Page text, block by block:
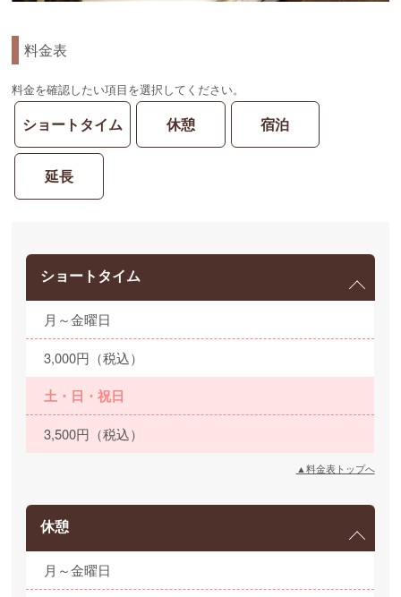
料金表
料金を確認したい項目を選択してください。
ショートタイム 休憩 宿泊
延長
ショートタイム
月～金曜日
3,000円（税込）
土・日・祝日
3,500円（税込）
▲料金表トップへ
休憩
月～金曜日